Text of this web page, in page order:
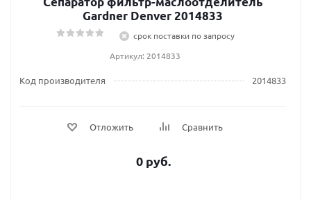
Gardner Denver 2014833
срок поставки по запросу
Артикул: 2014833
Код производителя 2014833
Отложить Сравнить
0 руб.